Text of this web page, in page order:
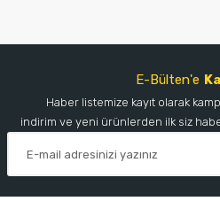
E-Bülten'e
Haber listemize kayıt olarak
indirim ve yeni ürünlerden ilk siz